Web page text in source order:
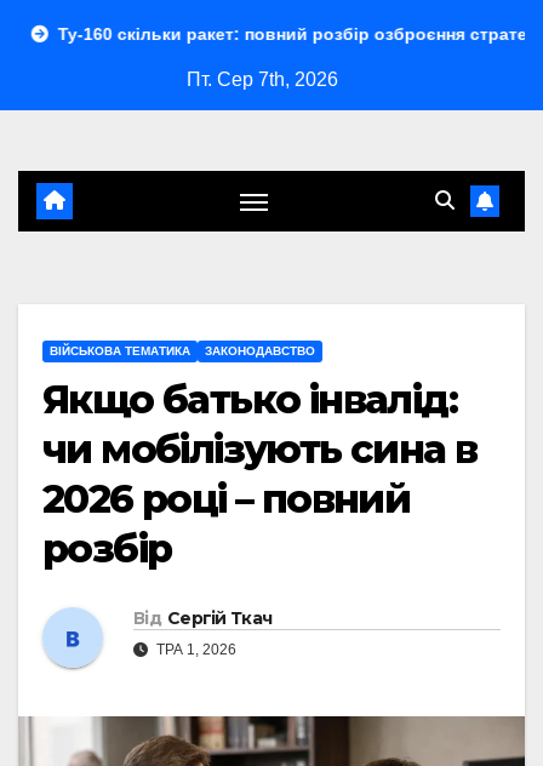
ракет: повний розбір озброєння стратегічного
Пт. Сер 7th, 2026
ВІЙСЬКОВА ТЕМАТИКА ЗАКОНОДАВСТВО
Якщо батько інвалід:
чи мобілізують сина в
2026 році – повний
розбір
Від Сергій Ткач
ТРА 1, 2026